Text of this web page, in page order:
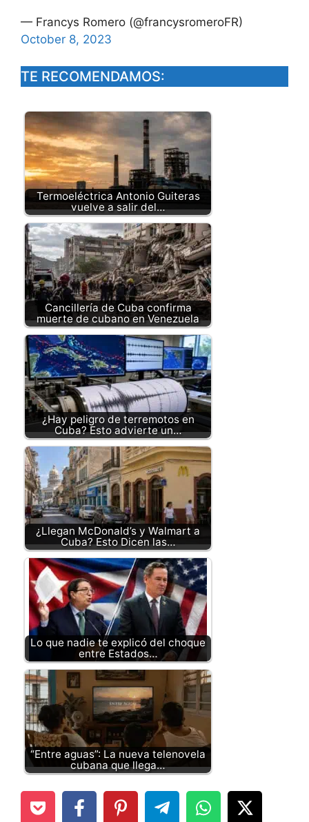
— Francys Romero (@francysromeroFR)
October 8, 2023
TE RECOMENDAMOS:
Termoeléctrica Antonio Guiteras
vuelve a salir del…
Cancillería de Cuba confirma
muerte de cubano en Venezuela
¿Hay peligro de terremotos en
Cuba? Esto advierte un…
¿Llegan McDonald’s y Walmart a
Cuba? Esto Dicen las…
Lo que nadie te explicó del choque
entre Estados…
“Entre aguas”: La nueva telenovela
cubana que llega…